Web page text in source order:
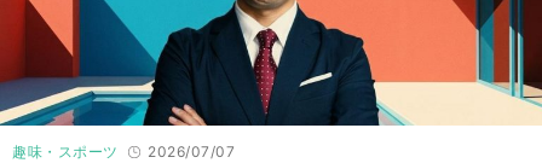
趣味・スポーツ 2026/07/07